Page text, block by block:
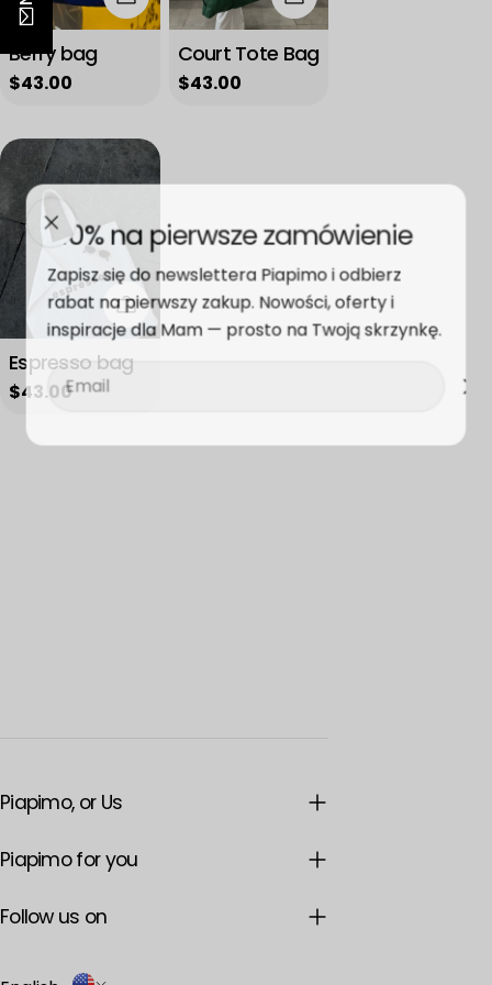
n
i
o
n
:
Berry bag
Regular
$43.00
Court Tote Bag
Regular
$43.00
Add to cart
Espresso bag
Regular
$43.00
Piapimo, or Us
Piapimo for you
Follow us on
-10% na pierwsze zamówienie
Zapisz się do newslettera Piapimo i odbierz
rabat na pierwszy zakup. Nowości, oferty i
inspiracje dla Mam — prosto na Twoją skrzynkę.
Email